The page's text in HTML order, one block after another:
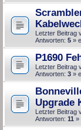
Letzter Beitrag
Antworten: 5 »
P1690
Letzter Beitrag
Antworten: 3 »
Upgrade
Letzter Beitrag
Antworten: 11 »